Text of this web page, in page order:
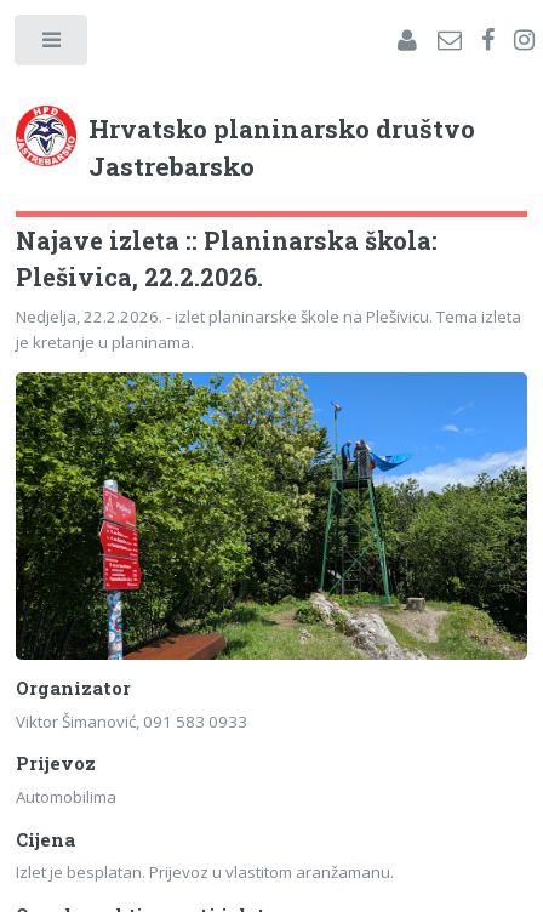
Hrvatsko planinarsko društvo
Jastrebarsko
Najave izleta :: Planinarska škola:
Plešivica, 22.2.2026.
Nedjelja, 22.2.2026. - izlet planinarske škole na Plešivicu. Tema izleta
je kretanje u planinama.
Organizator
Viktor Šimanović, 091 583 0933
Prijevoz
Automobilima
Cijena
Izlet je besplatan. Prijevoz u vlastitom aranžamanu.